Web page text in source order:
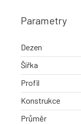
Parametry
Dezen
Šířka
Profil
Konstrukce
Průměr